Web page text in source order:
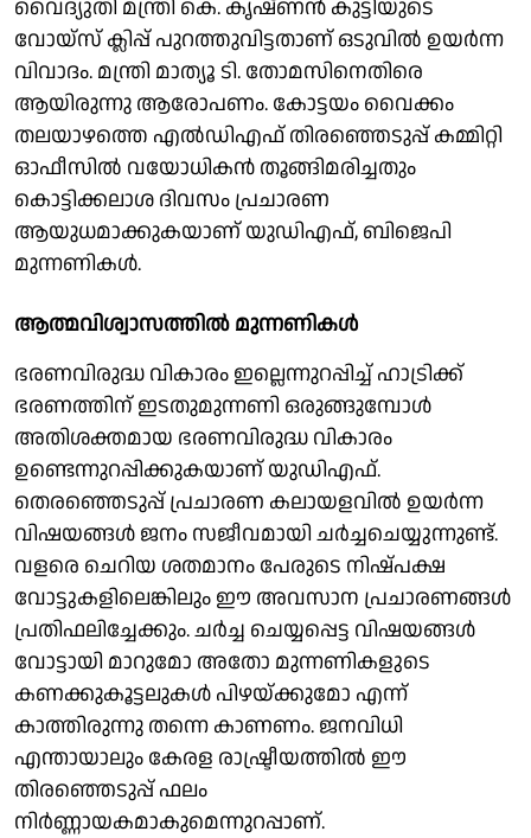
വൈദ്യുതി മന്ത്രി കെ. കൃഷ്ണന്‍ കുട്ടിയുടെ
വോയ്‌സ് ക്ലിപ്പ് പുറത്തുവിട്ടതാണ് ഒടുവില്‍ ഉയര്‍ന്ന
വിവാദം. മന്ത്രി മാത്യൂ ടി. തോമസിനെതിരെ
ആയിരുന്നു ആരോപണം. കോട്ടയം വൈക്കം
തലയാഴത്തെ എല്‍ഡിഎഫ് തിരഞ്ഞെടുപ്പ് കമ്മിറ്റി
ഓഫീസില്‍ വയോധികന്‍ തൂങ്ങിമരിച്ചതും
കൊട്ടിക്കലാശ ദിവസം പ്രചാരണ
ആയുധമാക്കുകയാണ് യുഡിഎഫ്, ബിജെപി
മുന്നണികള്‍.
ആത്മവിശ്വാസത്തില്‍ മുന്നണികള്‍
ഭരണവിരുദ്ധ വികാരം ഇല്ലെന്നുറപ്പിച്ച് ഹാട്രിക്ക്
ഭരണത്തിന് ഇടതുമുന്നണി ഒരുങ്ങുമ്പോള്‍
അതിശക്തമായ ഭരണവിരുദ്ധ വികാരം
ഉണ്ടെന്നുറപ്പിക്കുകയാണ് യുഡിഎഫ്.
തെരഞ്ഞെടുപ്പ് പ്രചാരണ കലായളവില്‍ ഉയര്‍ന്ന
വിഷയങ്ങള്‍ ജനം സജീവമായി ചര്‍ച്ചചെയ്യുന്നുണ്ട്.
വളരെ ചെറിയ ശതമാനം പേരുടെ നിഷ്പക്ഷ
വോട്ടുകളിലെങ്കിലും ഈ അവസാന പ്രചാരണങ്ങള്‍
പ്രതിഫലിച്ചേക്കും. ചര്‍ച്ച ചെയ്യപ്പെട്ട വിഷയങ്ങള്‍
വോട്ടായി മാറുമോ അതോ മുന്നണികളുടെ
കണക്കുകൂട്ടലുകള്‍ പിഴയ്ക്കുമോ എന്ന്
കാത്തിരുന്നു തന്നെ കാണണം. ജനവിധി
എന്തായാലും കേരള രാഷ്ട്രീയത്തില്‍ ഈ
തിരഞ്ഞെടുപ്പ് ഫലം
നിര്‍ണ്ണായകമാകുമെന്നുറപ്പാണ്.